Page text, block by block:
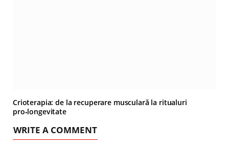
Crioterapia: de la recuperare musculară la ritualuri
pro‑longevitate
WRITE A COMMENT